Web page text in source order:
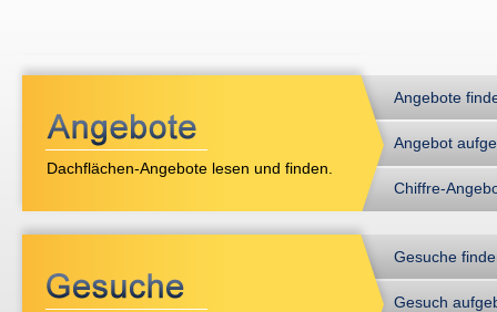
Dachflächen-Angebote lesen und finden.
Angebote
Angebot
Chiffre-
Gesuche
Gesuch